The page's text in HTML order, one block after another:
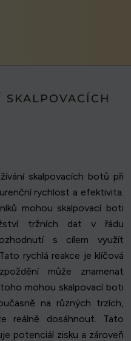
skalpovacích botů při
rychlost a efektivita.
mohou skalpovací boti
tržních dat v řádu
s cílem využít
rychlá reakce je klíčová
může znamenat
mohou skalpovací boti
na různých trzích,
reálně dosáhnout. Tato
potenciál zisku a zároveň